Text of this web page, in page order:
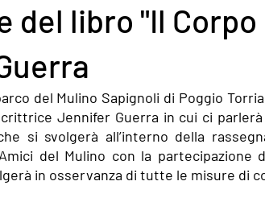
del libro "Il
del Mulino Sapignoli di Poggio
Jennifer Guerra in cui ci
si svolgerà all’interno della
Amici del Mulino con la partecipazione
in osservanza di tutte le misure di